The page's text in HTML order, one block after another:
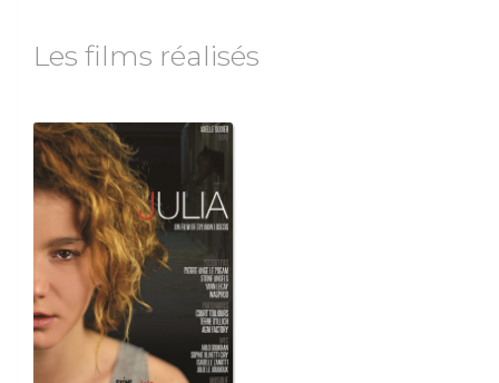
Les films réalisés